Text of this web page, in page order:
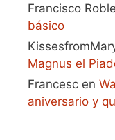
Francisco
básico
Magnus el
Francesc en
aniversario y